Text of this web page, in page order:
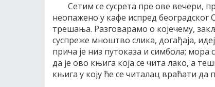
Сетим се сусрета пре ове вечери,
неопажено у кафе испред
трешања. Разговарамо о којечему,
суспреже мноштво слика, догађаја,
прича је низ путоказа и симбола; мора
да је ово књига која се чита лако, а
књига у коју ће се читалац враћати